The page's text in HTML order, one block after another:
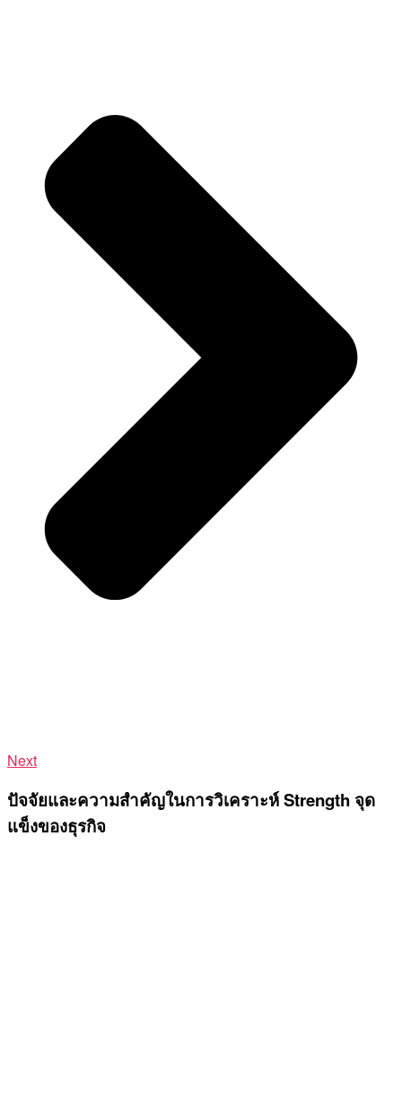
Next
ปัจจัยและความสำคัญในการวิเคราะห์ Strength จุด
แข็งของธุรกิจ